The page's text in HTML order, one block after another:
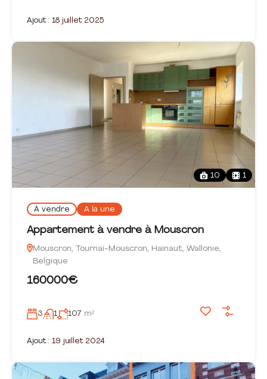
Ajout : 18 juillet 2025
10 1
À vendre A la une
Appartement à vendre à Mouscron
Mouscron, Tournai-Mouscron, Hainaut, Wallonie,
Belgique
160000€
3 1 107 m²
Ajout : 19 juillet 2024